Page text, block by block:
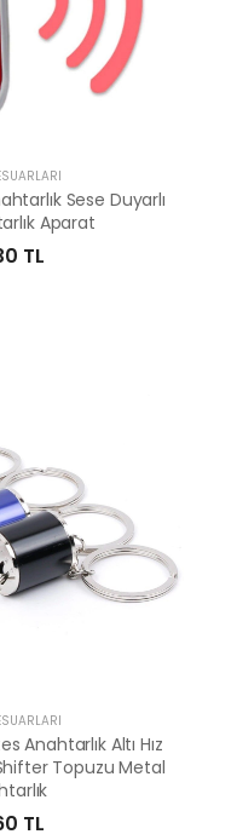
Sese Duyarlı
Aparat
TL
Anahtarlık Altı Hız
Topuzu Metal
TL